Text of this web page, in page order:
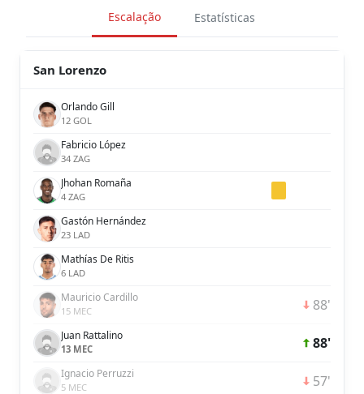
Escalação Estatísticas
San Lorenzo
Orlando Gill
12 GOL
Fabricio López
34 ZAG
Jhohan Romaña
4 ZAG
Gastón Hernández
23 LAD
Mathías De Ritis
6 LAD
Mauricio Cardillo
15 MEC 88'
Juan Rattalino
13 MEC 88'
Ignacio Perruzzi
5 MEC 57'